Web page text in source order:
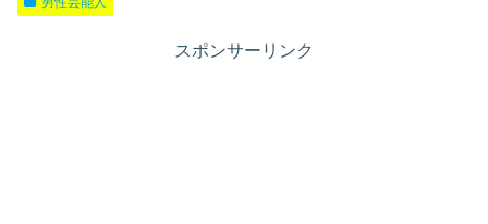
スポンサーリンク